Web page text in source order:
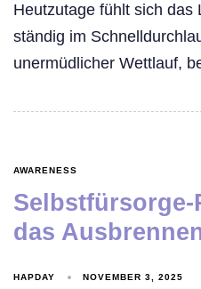
Heutzutage fühlt sich das
ständig im
unermüdlicher Wettlauf,
AWARENESS
Selbstfürsorge-
das
HAPDAY NOVEMBER 3, 2025